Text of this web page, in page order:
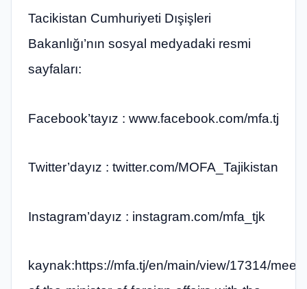
Tacikistan Cumhuriyeti Dışişleri
Bakanlığı’nın sosyal medyadaki resmi
sayfaları:
Facebook’tayız : www.facebook.com/mfa.tj​
Twitter’dayız : twitter.com/MOFA_Tajikistan​
Instagram’dayız : instagram.com/mfa_tjk
kaynak:https://mfa.tj/en/main/view/17314/